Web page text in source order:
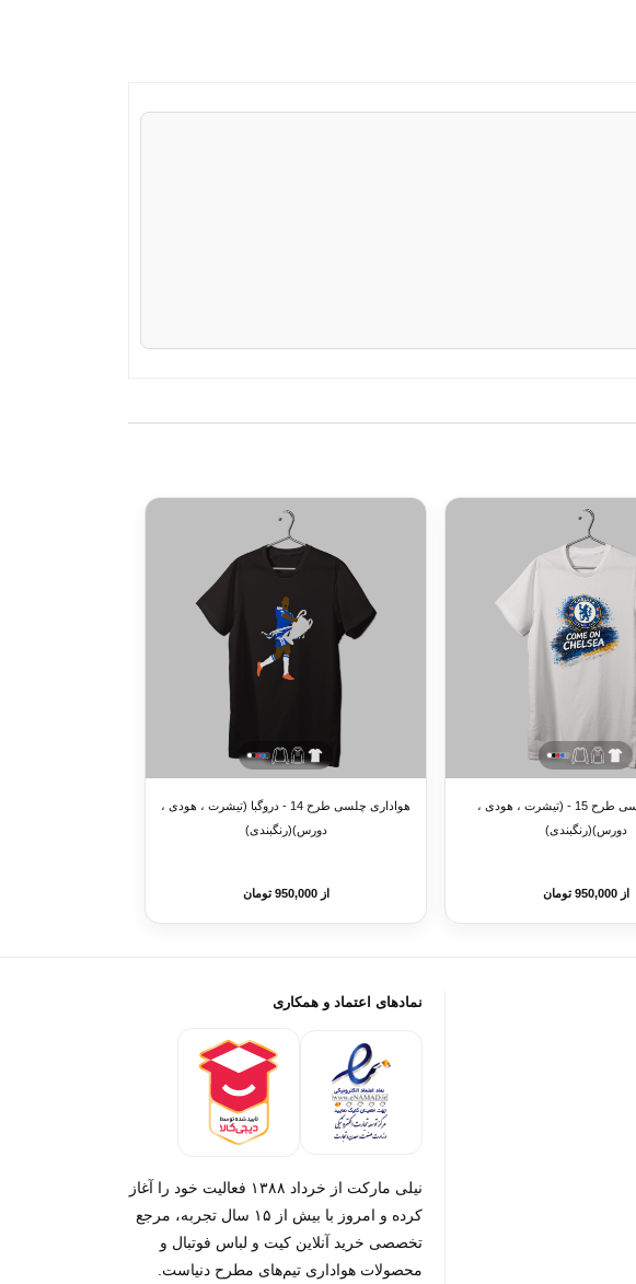
هواداری چلسی طرح 15 - (تیشرت ، هودی ،
دورس)(رنگبندی)
از 950,000 تومان
هواداری چلسی طرح 14 - دروگبا (تیشرت ، هودی ،
دورس)(رنگبندی)
از 950,000 تومان
نمادهای اعتماد و همکاری
نیلی مارکت از خرداد ۱۳۸۸ فعالیت خود را آغاز
کرده و امروز با بیش از ۱۵ سال تجربه، مرجع
تخصصی خرید آنلاین کیت و لباس فوتبال و
محصولات هواداری تیم‌های مطرح دنیاست.